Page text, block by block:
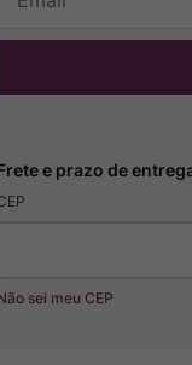
sei meu CEP